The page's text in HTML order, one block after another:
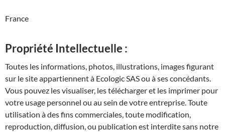
France
Propriété Intellectuelle :
Toutes les informations, photos, illustrations, images figurant
sur le site appartiennent à Ecologic SAS ou à ses concédants.
Vous pouvez les visualiser, les télécharger et les imprimer pour
votre usage personnel ou au sein de votre entreprise. Toute
utilisation à des fins commerciales, toute modification,
reproduction, diffusion, ou publication est interdite sans notre